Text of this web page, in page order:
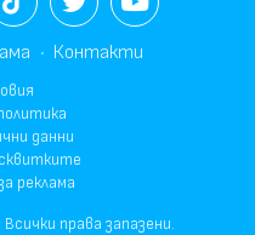
Контакти
данни
реклама
права запазени.